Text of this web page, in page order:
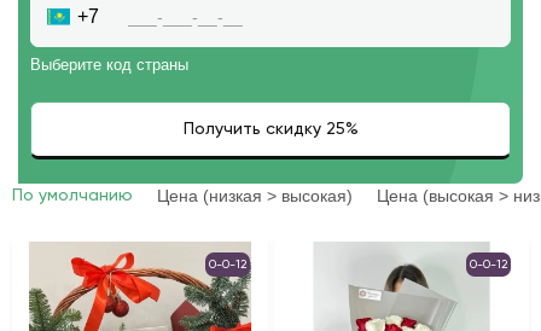
+7
Выберите код страны
По умолчанию Цена (низкая > высокая) Цена (высокая >
0-0-12 0-0-12